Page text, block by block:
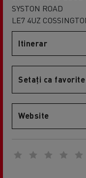
SYSTON ROAD
LE7 4UZ
Itinerar
Setați ca favorite
Website